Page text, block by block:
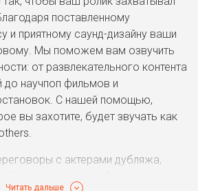
поставленному
и приятному саунд-дизайну ваши
Мы поможем вам озвучить
от развлекательного контента
до научпоп фильмов и
С нашей помощью,
вы захотите, будет звучать как
с актерами дубляжа,
Читать дальше